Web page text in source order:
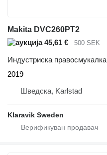
Makita DVC260PT2
45,61 €
500 SEK
Индустриска правосмукалка
2019
Шведска, Karlstad
Klaravik Sweden